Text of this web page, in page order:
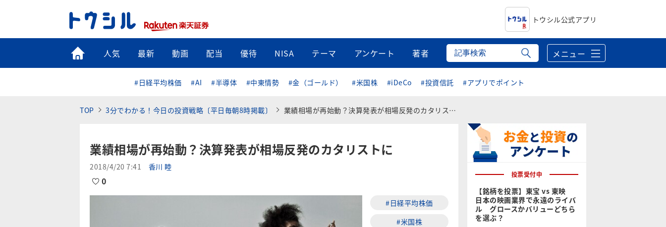
トウシル公式アプリ
トップ
人気 最新 動画 配当 優待 NISA テーマ アンケート 著者 メニュー
#日経平均株価 #AI #半導体 #中東情勢 #金（ゴールド） #米国株 #iDeCo #投資信託 #アプリでポイント
TOP 3分でわかる！今日の投資戦略〔平日毎朝8時掲載〕 業績相場が再始動？決算発表が相場反発のカタリストに
業績相場が再始動？決算発表が相場反発のカタリストに
2018/4/20 7:41 香川 睦
0
#日経平均株価
#米国株
投票受付中
【銘柄を投票】東宝 vs 東映
日本の映画業界で永遠のライバ
ル グロースかバリューどちら
を選ぶ？